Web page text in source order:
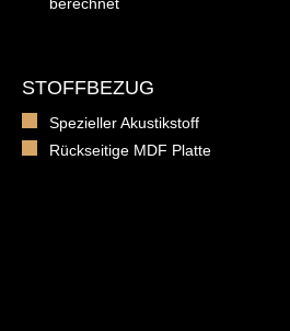
berechnet
STOFFBEZUG
Spezieller Akustikstoff
Rückseitige MDF Platte